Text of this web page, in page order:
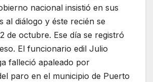
nacional insistió en sus
al diálogo y éste recién se
de octubre. Ese día se registró
El funcionario edil Julio
falleció apaleado por
paro en el municipio de Puerto